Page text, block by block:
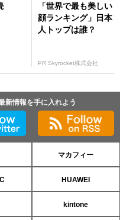
「世界で最も美しい
顔ランキング」日本
人トップは誰？
PR Skyrocket株式会社
新情報を手に入れよう
マカフィー
HUAWEI
kintone